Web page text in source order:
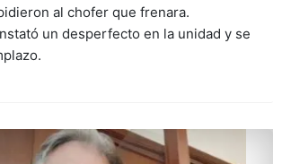
al chofer que frenara.
un desperfecto en la unidad y se